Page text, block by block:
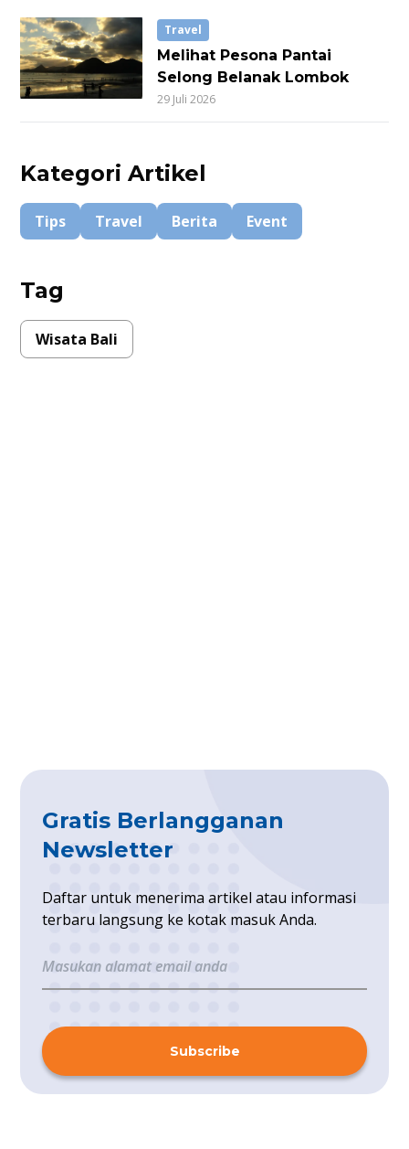
Travel
Melihat Pesona Pantai
Selong Belanak Lombok
29 Juli 2026
Kategori Artikel
Tips Travel Berita Event
Tag
Wisata Bali
Gratis Berlangganan
Newsletter
Daftar untuk menerima artikel atau informasi
terbaru langsung ke kotak masuk Anda.
Subscribe